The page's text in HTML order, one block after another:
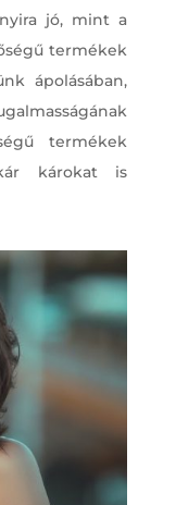
jó, mint a
termékek
ápolásában,
termékek
károkat is